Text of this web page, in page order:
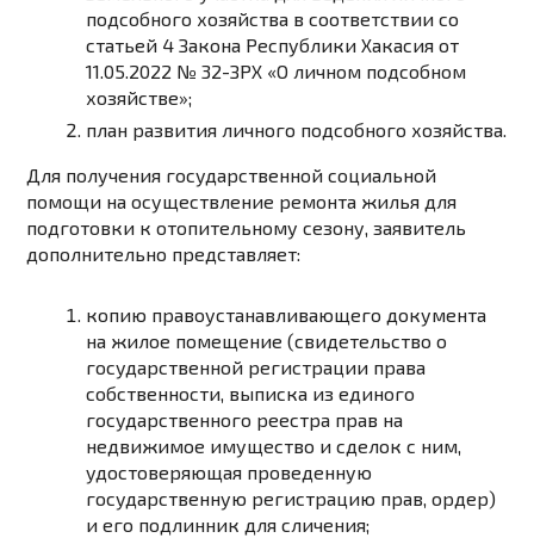
подсобного хозяйства в соответствии со
статьей 4 Закона Республики Хакасия от
11.05.2022 № 32-ЗРХ «О личном подсобном
хозяйстве»;
план развития личного подсобного хозяйства.
Для получения государственной социальной
помощи на осуществление ремонта жилья для
подготовки к отопительному сезону, заявитель
дополнительно представляет:
копию правоустанавливающего документа
на жилое помещение (свидетельство о
государственной регистрации права
собственности, выписка из единого
государственного реестра прав на
недвижимое имущество и сделок с ним,
удостоверяющая проведенную
государственную регистрацию прав, ордер)
и его подлинник для сличения;